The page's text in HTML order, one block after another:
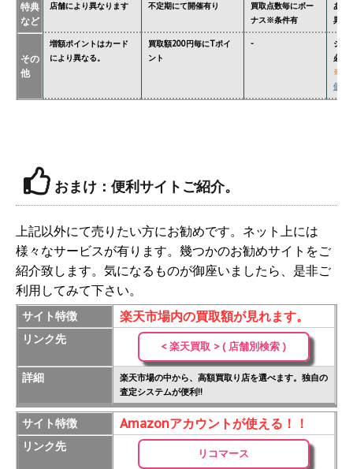
特典
など
店舗により異なります 不定期にて開催有り
買取点数毎にボー
ナス※条件有
あり
異な
その
他
増額ポイントはカード
により異なる。
買取額200円毎にTポイ
ント
-
ジョ
必要
※
価格
おまけ：便利サイトご紹介。
上記以外にて売りたい方にお勧めです。ネット上には
様々なサービスが有ります。幾つかのお勧めサイトをご
紹介致します。気になるものが御座いましたら、是非ご
利用してみて下さい。
サイト特徴 楽天市場内の買取額が見れます。
リンク先
< 楽天買取 > ( 店舗別検索 )
詳細
楽天市場の中から、高額買取り店を選べます。独自の
査定システムが便利!!
サイト特徴 Amazonアカウントが使える！！
リンク先
リコマース